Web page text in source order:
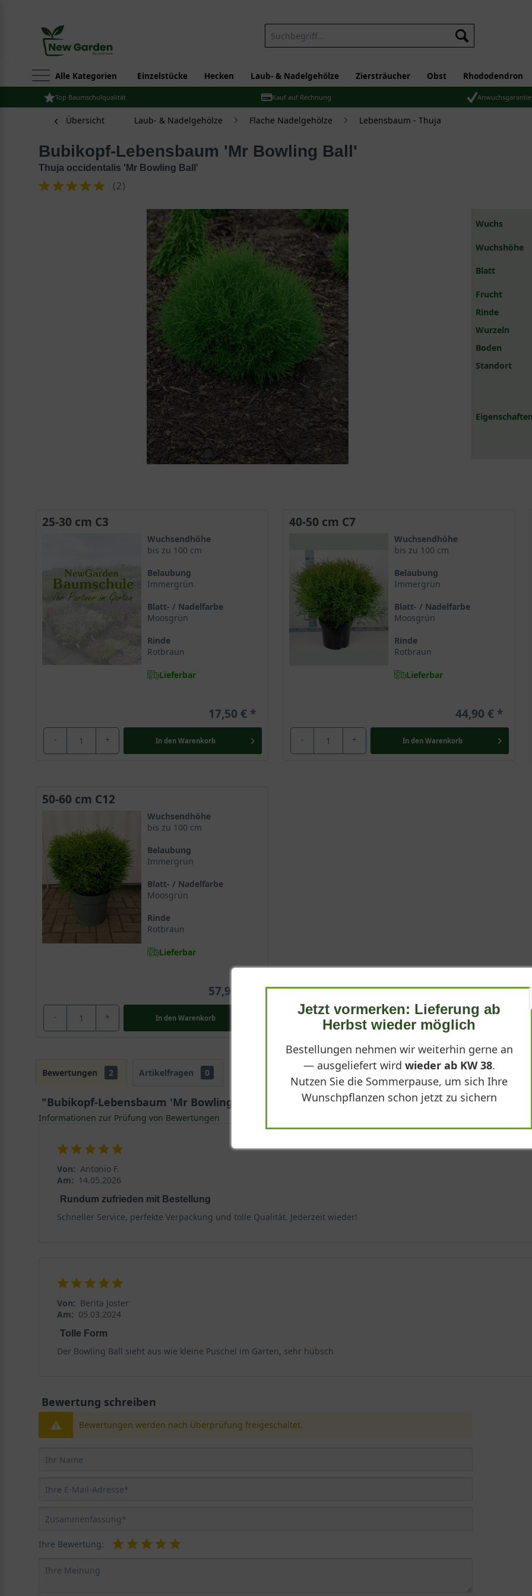
Alle Kategorien Einzelstücke Hecken Laub- & Nadelgehölze Ziersträucher Obst Rhododendron
Top Baumschulqualität Kauf auf Rechnung Anwuchsgarantie
Übersicht Laub- & Nadelgehölze Flache Nadelgehölze Lebensbaum - Thuja
Bubikopf-Lebensbaum 'Mr Bowling Ball'
Thuja occidentalis 'Mr Bowling Ball'
(2)
Wuchs
Wuchshöhe
Blatt
Frucht
Rinde
Wurzeln
Boden
Standort
25-30 cm C3
Wuchsendhöhe
bis zu 100 cm
Belaubung
Immergrün
Blatt- / Nadelfarbe
Moosgrün
Rinde
Rotbraun
Lieferbar
17,50 €
- + In den Warenkorb
40-50 cm C7
Wuchsendhöhe
bis zu 100 cm
Belaubung
Immergrün
Blatt- / Nadelfarbe
Moosgrün
Rinde
Rotbraun
Lieferbar
44,90 €
- + In den Warenkorb
50-60 cm C12
Wuchsendhöhe
bis zu 100 cm
Belaubung
Immergrün
Blatt- / Nadelfarbe
Moosgrün
Rinde
Rotbraun
Lieferbar
57,90 €
- + In den Warenkorb
Bewertungen 2 Artikelfragen 0
"Bubikopf-Lebensbaum 'Mr Bowling Ball' - Thuja occidentalis 'Mr Bowling Ball'"
Informationen zur Prüfung von Bewertungen
Von: Antonio F.
Am: 14.05.2026
Rundum zufrieden mit Bestellung
Schneller Service, perfekte Verpackung und tolle Qualität. Jederzeit wieder!
Von: Berita Joster
Am: 05.03.2024
Tolle Form
Der Bowling Ball sieht aus wie kleine Puschel im Garten, sehr hübsch
Bewertung schreiben
Bewertungen werden nach Überprüfung freigeschaltet.
Ihre Bewertung:
Jetzt vormerken: Lieferung ab
Herbst wieder möglich
Bestellungen nehmen wir weiterhin gerne an
— ausgeliefert wird wieder ab KW 38.
Nutzen Sie die Sommerpause, um sich Ihre
Wunschpflanzen schon jetzt zu sichern